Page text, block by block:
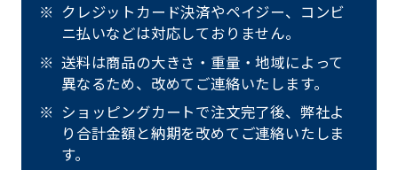
クレジットカード決済やペイジー、コンビ
ニ払いなどは対応しておりません。
送料は商品の大きさ・重量・地域によって
異なるため、改めてご連絡いたします。
ショッピングカートで注文完了後、弊社よ
り合計金額と納期を改めてご連絡いたしま
す。